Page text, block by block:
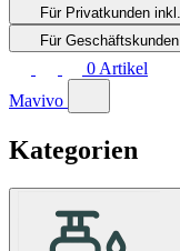
Für Privatkunden
Für Geschäftskunden
0 Artikel
Mavivo
Kategorien